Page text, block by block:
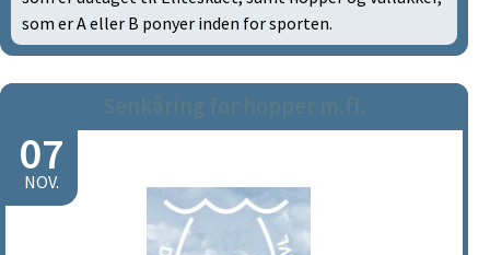
som er A eller B ponyer inden for sporten.
07
NOV.